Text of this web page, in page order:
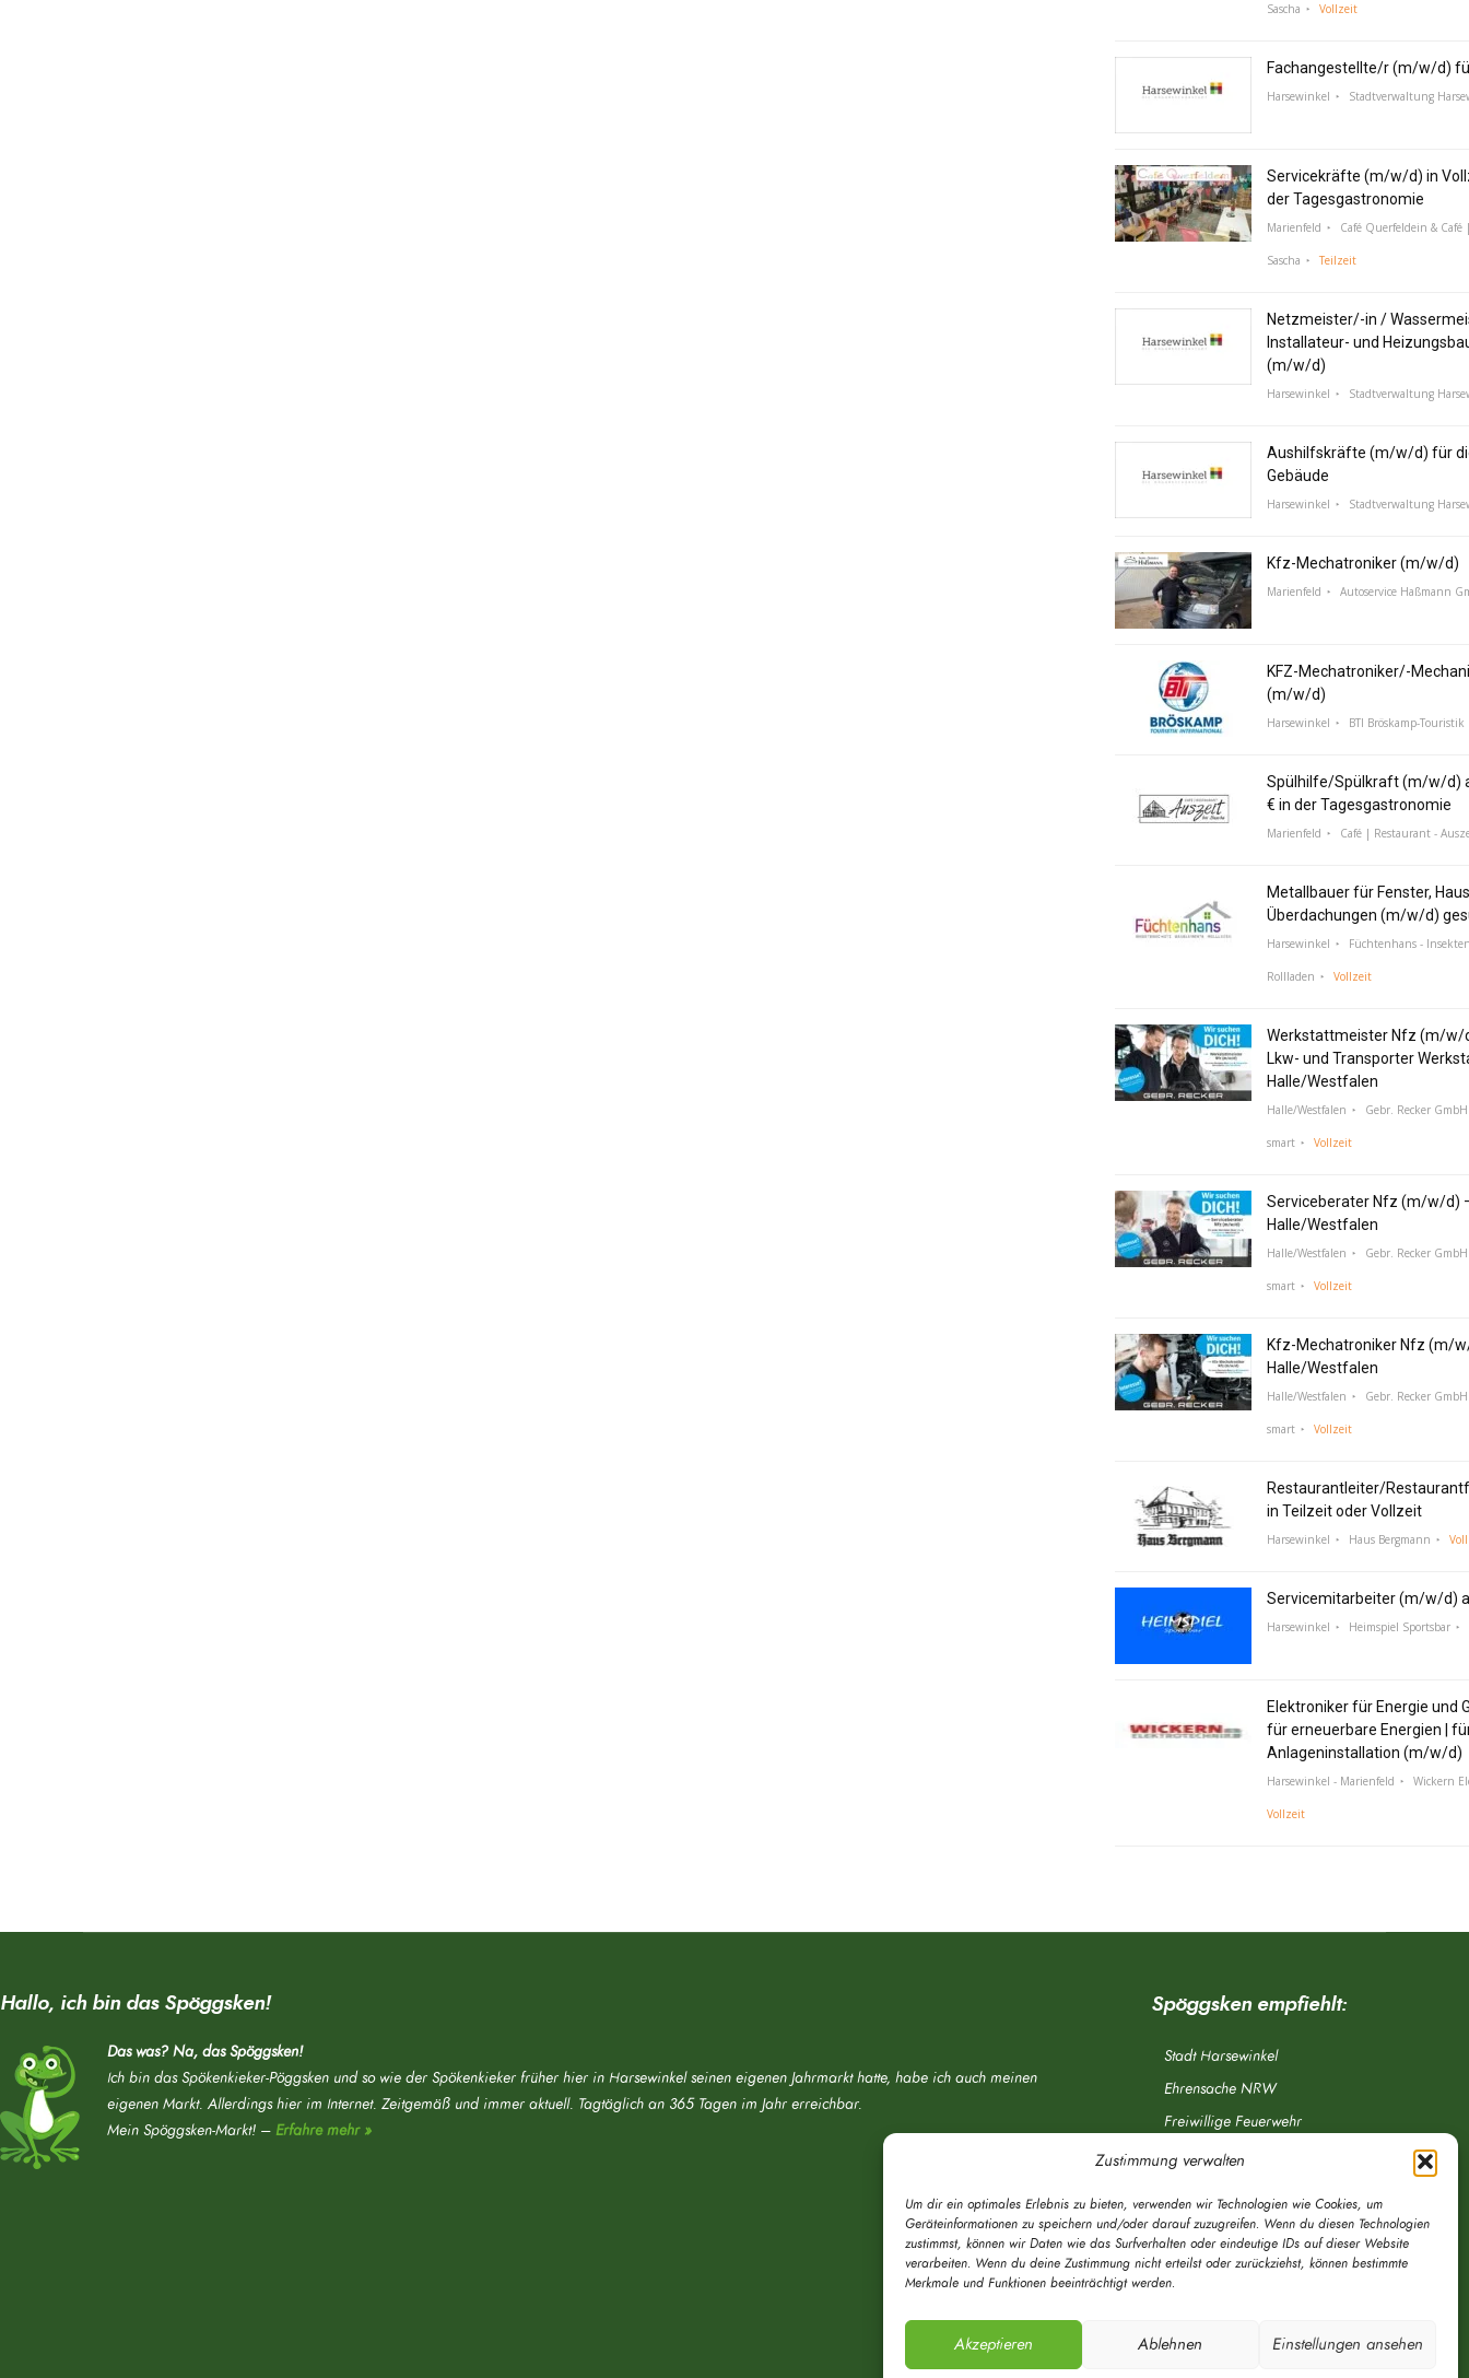
Zustimmung verwalten
Um dir ein optimales Erlebnis zu bieten, verwenden wir Technologien wie Cookies, um
Geräteinformationen zu speichern und/oder darauf zuzugreifen. Wenn du diesen Technologien
zustimmst, können wir Daten wie das Surfverhalten oder eindeutige IDs auf dieser Website
verarbeiten. Wenn du deine Zustimmung nicht erteilst oder zurückziehst, können bestimmte
Merkmale und Funktionen beeinträchtigt werden.
Akzeptieren Ablehnen Einstellungen ansehen
Sascha Vollzeit
Fachangestellte/r (m/w/d)
Harsewinkel Stadtverwaltung
Servicekräfte (m/w/d) in
der Tagesgastronomie
Marienfeld Café Querfeldein &
Sascha Teilzeit
Netzmeister/-in /
Installateur- und
(m/w/d)
Harsewinkel Stadtverwaltung
Aushilfskräfte (m/w/d) für
Gebäude
Harsewinkel Stadtverwaltung
Kfz-Mechatroniker (m/w/d)
Marienfeld Autoservice Haßmann
KFZ-Mechatroniker/-
(m/w/d)
Harsewinkel BTI Bröskamp-
Spülhilfe/Spülkraft (m/w/d)
€ in der Tagesgastronomie
Marienfeld Café | Restaurant -
Metallbauer für Fenster,
Überdachungen (m/w/d)
Harsewinkel Füchtenhans -
Rollladen Vollzeit
Werkstattmeister Nfz (m/w/
Lkw- und Transporter
Halle/Westfalen
Halle/Westfalen Gebr. Recker
smart Vollzeit
Serviceberater Nfz (m/w/d)
Halle/Westfalen
Halle/Westfalen Gebr. Recker
smart Vollzeit
Kfz-Mechatroniker Nfz (m/
Halle/Westfalen
Halle/Westfalen Gebr. Recker
smart Vollzeit
Restaurantleiter/
in Teilzeit oder Vollzeit
Harsewinkel Haus Bergmann
Servicemitarbeiter (m/w/d)
Harsewinkel Heimspiel Sportsbar
Elektroniker für Energie und
für erneuerbare Energien |
Anlageninstallation (m/w/d)
Harsewinkel - Marienfeld Wickern
Vollzeit
Hallo, ich bin das Spöggsken!
Das was? Na, das Spöggsken!
Ich bin das Spökenkieker-Pöggsken und so wie der Spökenkieker früher hier in Harsewinkel seinen eigenen Jahrmarkt hatte, habe ich auch meinen
eigenen Markt. Allerdings hier im Internet. Zeitgemäß und immer aktuell. Tagtäglich an 365 Tagen im Jahr erreichbar.
Mein Spöggsken-Markt! – Erfahre mehr »
Spöggsken empfiehlt:
Stadt Harsewinkel
Ehrensache NRW
Freiwillige Feuerwehr
Aponet.de
Greffen.de
Verkehrsverein Harsewinkel e. V.
DRK Ortsverein Harsewinkel e. V.